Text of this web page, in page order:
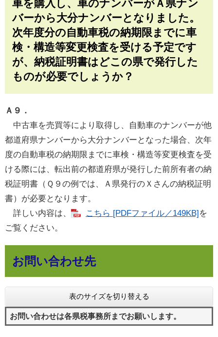
車を購入し、車のナンバーがＡ県ナン
バーから大分ナンバーとなりました。
次年度分の自動車税の納期限までに車
検・構造等変更検査を受ける予定です
が、納税証明書はどこの県で発行した
ものが必要でしょうか？
Ａ９．
中古車を売買等により取得し、自動車のナンバーが他
都道府県ナンバーから大分ナンバーとなった場合、次年
度の自動車税の納期限までに車検・構造等変更検査を受
ける際には、転出前の都道府県が発行した前所有者の納
税証明書（Ｑ９の例では、Ａ県発行のＸさんの納税証明
書）が必要となります。
詳しい内容は、
こちら [PDFファイル／149KB]を
ご覧ください。
お問い合わせ先
表のサイズを切り替える
お問い合わせは各県税事務所までお願いします。